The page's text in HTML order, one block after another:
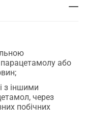
парацетамолу або
з іншими
через
побічних